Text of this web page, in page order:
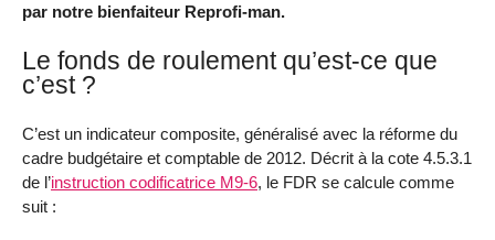
par notre bienfaiteur Reprofi-man.
Le fonds de roulement qu’est-ce que
c’est ?
C’est un indicateur composite, généralisé avec la réforme du
cadre budgétaire et comptable de 2012. Décrit à la cote 4.5.3.1
de l’instruction codificatrice M9-6, le FDR se calcule comme
suit :